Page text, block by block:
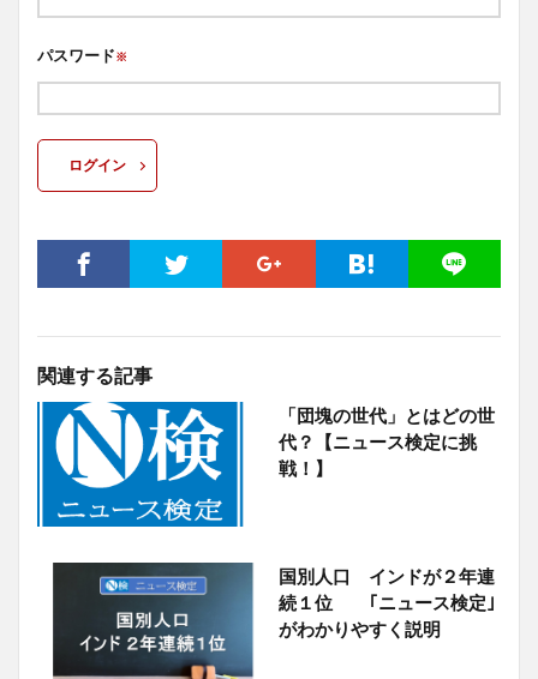
パスワード※
ログイン
関連する記事
「団塊の世代」とはどの世
代？【ニュース検定に挑
戦！】
国別人口 インドが２年連
続１位 ｢ニュース検定｣
がわかりやすく説明